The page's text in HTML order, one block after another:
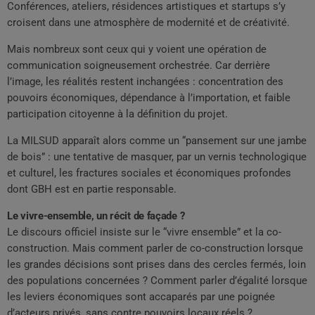
Conférences, ateliers, résidences artistiques et startups s’y
croisent dans une atmosphère de modernité et de créativité.
Mais nombreux sont ceux qui y voient une opération de
communication soigneusement orchestrée. Car derrière
l’image, les réalités restent inchangées : concentration des
pouvoirs économiques, dépendance à l’importation, et faible
participation citoyenne à la définition du projet.
La MILSUD apparaît alors comme un “pansement sur une jambe
de bois” : une tentative de masquer, par un vernis technologique
et culturel, les fractures sociales et économiques profondes
dont GBH est en partie responsable.
Le vivre-ensemble, un récit de façade ?
Le discours officiel insiste sur le “vivre ensemble” et la co-
construction. Mais comment parler de co-construction lorsque
les grandes décisions sont prises dans des cercles fermés, loin
des populations concernées ? Comment parler d’égalité lorsque
les leviers économiques sont accaparés par une poignée